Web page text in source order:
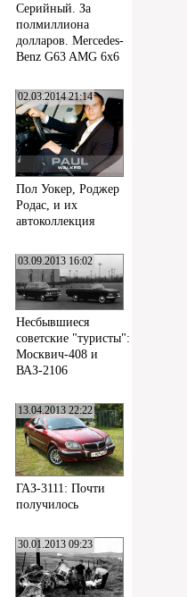
Серийный. За
полмиллиона
долларов. Mercedes-
Benz G63 AMG 6x6
02.03.2014 21:14
Пол Уокер, Роджер
Родас, и их
автоколлекция
03.09.2013 16:02
Несбывшиеся
советские "туристы":
Москвич-408 и
ВАЗ-2106
13.04.2013 22:22
ГАЗ-3111: Почти
получилось
30.01.2013 09:23